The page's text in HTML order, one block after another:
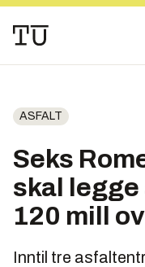
ASFALT
Seks
skal
120 mill
Inntil tre